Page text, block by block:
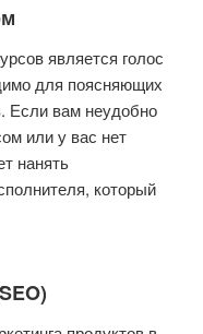
является голос
для поясняющих
Если вам неудобно
или у вас нет
нанять
который